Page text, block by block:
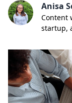
Anisa
Content
startup,